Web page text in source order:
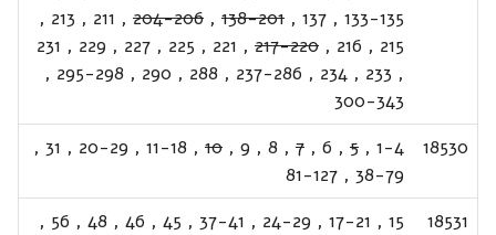
133-135
,
137
,
138-201
,
204-206
,
211
,
213
,
215
,
216
,
217-220
,
221
,
225
,
227
,
229
,
231
,
233
,
234
,
237-286
,
288
,
290
,
295-298
,
300-343
18530
1-4
,
5
,
6
,
7
,
8
,
9
,
10
,
11-18
,
20-29
,
31
,
38-79
,
81-127
18531
15
,
17-21
,
24-29
,
37-41
,
45
,
46
,
48
,
56
,